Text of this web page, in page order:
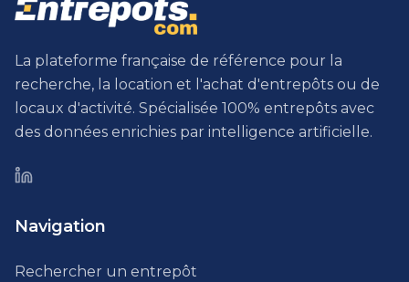
La plateforme française de référence pour la
recherche, la location et l'achat d'entrepôts ou de
locaux d'activité. Spécialisée 100% entrepôts avec
des données enrichies par intelligence artificielle.
Navigation
Rechercher un entrepôt